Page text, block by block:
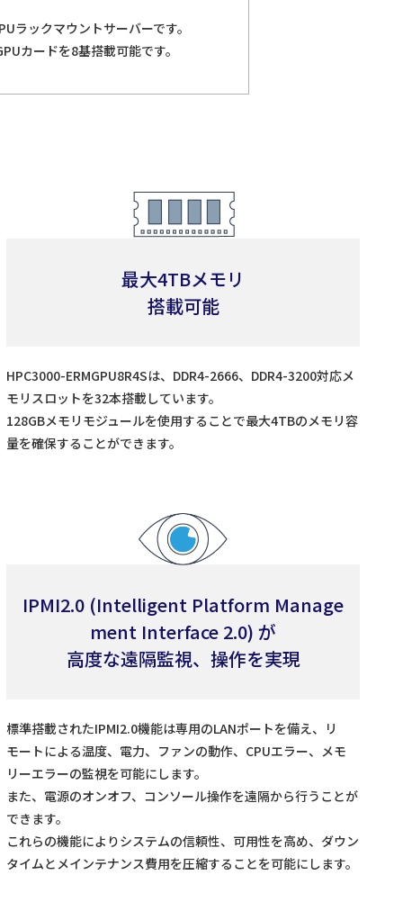
ラックマウントサーバーです。
カードを8基搭載可能です。
最大4TBメモリ
搭載可能
HPC3000-ERMGPU8R4Sは、DDR4-2666、DDR4-3200対応メ
モリスロットを32本搭載しています。
128GBメモリモジュールを使用することで最大4TBのメモリ容
量を確保することができます。
IPMI2.0 (Intelligent Platform Manage
ment Interface 2.0) が
高度な遠隔監視、操作を実現
標準搭載されたIPMI2.0機能は専用のLANポートを備え、リ
モートによる温度、電力、ファンの動作、CPUエラー、メモ
リーエラーの監視を可能にします。
また、電源のオンオフ、コンソール操作を遠隔から行うことが
できます。
これらの機能によりシステムの信頼性、可用性を高め、ダウン
タイムとメインテナンス費用を圧縮することを可能にします。